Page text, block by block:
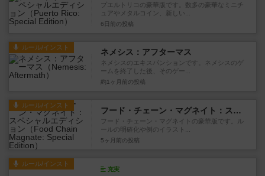
プエルトリコの豪華版です。数多の豪華なミニチ
ュアやメタルコイン、新しい...
6日前 の投稿
ルール/インスト ネメシス：アフターマス
ネメシスのエキスパンションです。ネメシスのゲ
ームを終了した後、そのゲー...
約1ヶ月前 の投稿
ルール/インスト
フード・チェーン・マグネイト：スペシャルエディション
フード・チェーン・マグネイトの豪華版です。ル
ールの明確化や例のイラスト...
5ヶ月前 の投稿
ルール/インスト
充実